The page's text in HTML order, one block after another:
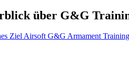
über G&G
ZielAirsoftG&G Armament